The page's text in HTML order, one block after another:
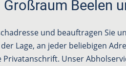
Großraum Beelen
und beauftragen Sie
Lage, an jeder beliebigen
Privatanschrift. Unser